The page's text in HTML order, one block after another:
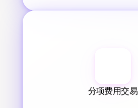
分项费用交易